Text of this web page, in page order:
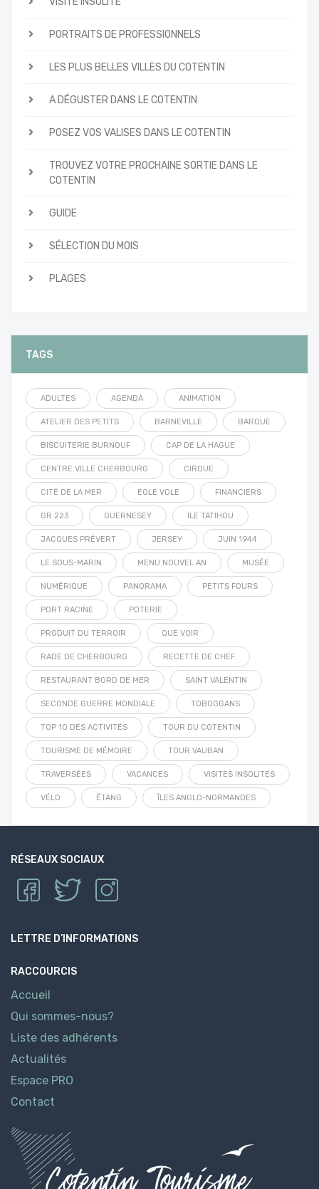
PORTRAITS DE PROFESSIONNELS
LES PLUS BELLES VILLES DU COTENTIN
A DÉGUSTER DANS LE COTENTIN
POSEZ VOS VALISES DANS LE COTENTIN
TROUVEZ VOTRE PROCHAINE SORTIE DANS LE
COTENTIN
GUIDE
SÉLECTION DU MOIS
PLAGES
TAGS
ADULTES AGENDA ANIMATION
ATELIER DES PETITS BARNEVILLE BARQUE
BISCUITERIE BURNOUF CAP DE LA HAGUE
CENTRE VILLE CHERBOURG CIRQUE
CITÉ DE LA MER EOLE VOLE FINANCIERS
GR 223 GUERNESEY ILE TATIHOU
JACQUES PRÉVERT JERSEY JUIN 1944
LE SOUS-MARIN MENU NOUVEL AN MUSÉE
NUMÉRIQUE PANORAMA PETITS FOURS
PORT RACINE POTERIE
PRODUIT DU TERROIR QUE VOIR
RADE DE CHERBOURG RECETTE DE CHEF
RESTAURANT BORD DE MER SAINT VALENTIN
SECONDE GUERRE MONDIALE TOBOGGANS
TOP 10 DES ACTIVITÉS TOUR DU COTENTIN
TOURISME DE MÉMOIRE TOUR VAUBAN
TRAVERSÉES VACANCES VISITES INSOLITES
VÉLO ÉTANG ÎLES ANGLO-NORMANDES
RÉSEAUX SOCIAUX
LETTRE D’INFORMATIONS
RACCOURCIS
Accueil
Qui sommes-nous?
Liste des adhérents
Actualités
Espace PRO
Contact